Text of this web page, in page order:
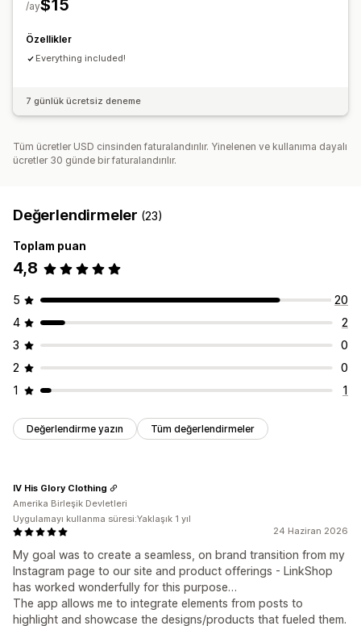
$15
/ay
Özellikler
Everything included!
7 günlük ücretsiz deneme
Tüm ücretler USD cinsinden faturalandırılır. Yinelenen ve kullanıma dayalı
ücretler 30 günde bir faturalandırılır.
Değerlendirmeler (23)
Toplam puan
4,8
5
20
4
2
3
0
2
0
1
1
Değerlendirme yazın Tüm değerlendirmeler
24 Haziran 2026
My goal was to create a seamless, on brand transition from my
Instagram page to our site and product offerings - LinkShop
has worked wonderfully for this purpose…
The app allows me to integrate elements from posts to
highlight and showcase the designs/products that fueled them.
IV His Glory Clothing
Amerika Birleşik Devletleri
Uygulamayı kullanma süresi:Yaklaşık 1 yıl